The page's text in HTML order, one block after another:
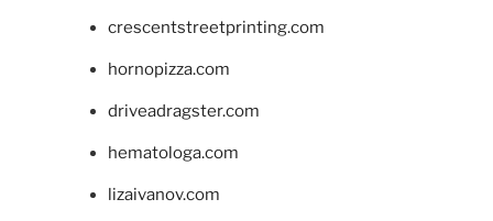
crescentstreetprinting.com
hornopizza.com
driveadragster.com
hematologa.com
lizaivanov.com